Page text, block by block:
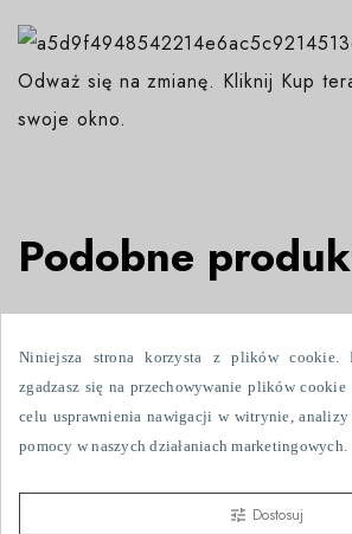
Odważ się na zmianę. Kliknij Kup
swoje okno.
Podobne
NOWY
Niniejsza strona korzysta z plików cookie.
zgadzasz się na przechowywanie plików
celu usprawnienia nawigacji w witrynie,
pomocy w naszych działaniach marketingowych.
tune Dostosuj